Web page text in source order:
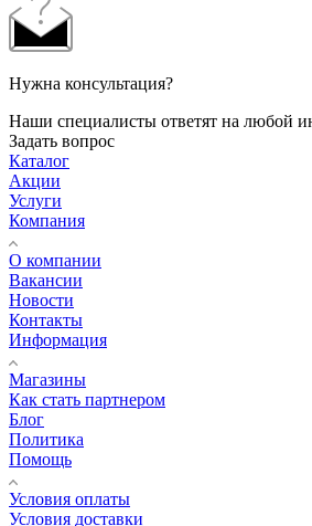
Нужна консультация?
Наши специалисты ответят на любой
Задать вопрос
Каталог
Акции
Услуги
Компания
О компании
Вакансии
Новости
Контакты
Информация
Магазины
Как стать партнером
Блог
Политика
Помощь
Условия оплаты
Условия доставки